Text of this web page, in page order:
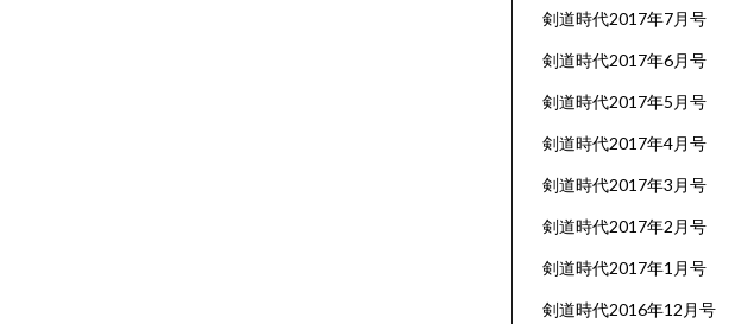
剣道時代2017年7月号
剣道時代2017年6月号
剣道時代2017年5月号
剣道時代2017年4月号
剣道時代2017年3月号
剣道時代2017年2月号
剣道時代2017年1月号
剣道時代2016年12月号